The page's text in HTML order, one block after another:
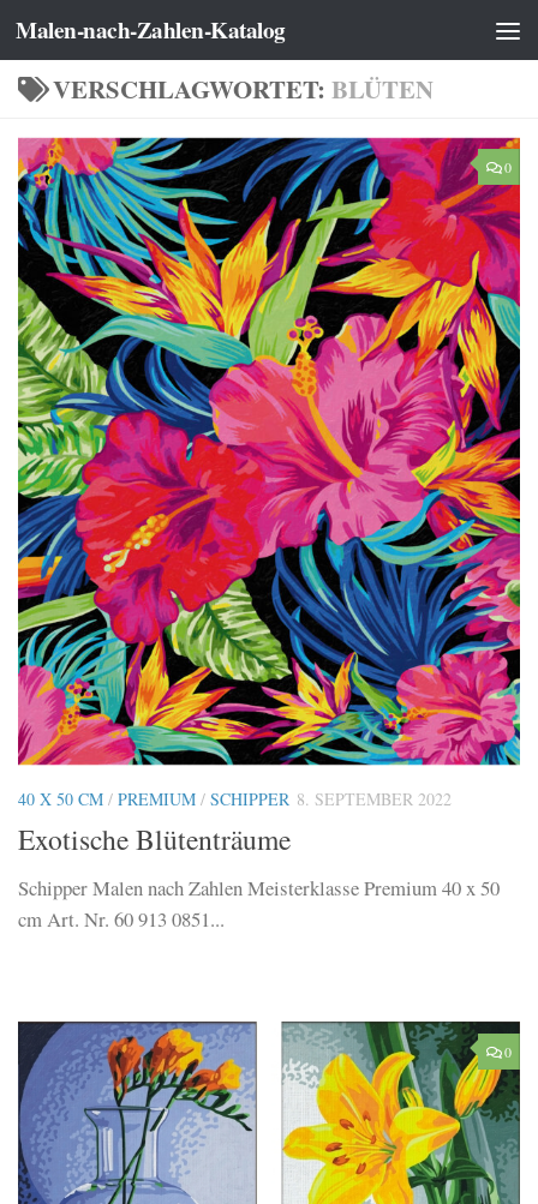
Zum Inhalt springen
Malen-nach-Zahlen-Katalog
VERSCHLAGWORTET: BLÜTEN
0
40 X 50 CM / PREMIUM / SCHIPPER 8. SEPTEMBER 2022
Exotische Blütenträume
Schipper Malen nach Zahlen Meisterklasse Premium 40 x 50
cm Art. Nr. 60 913 0851...
0